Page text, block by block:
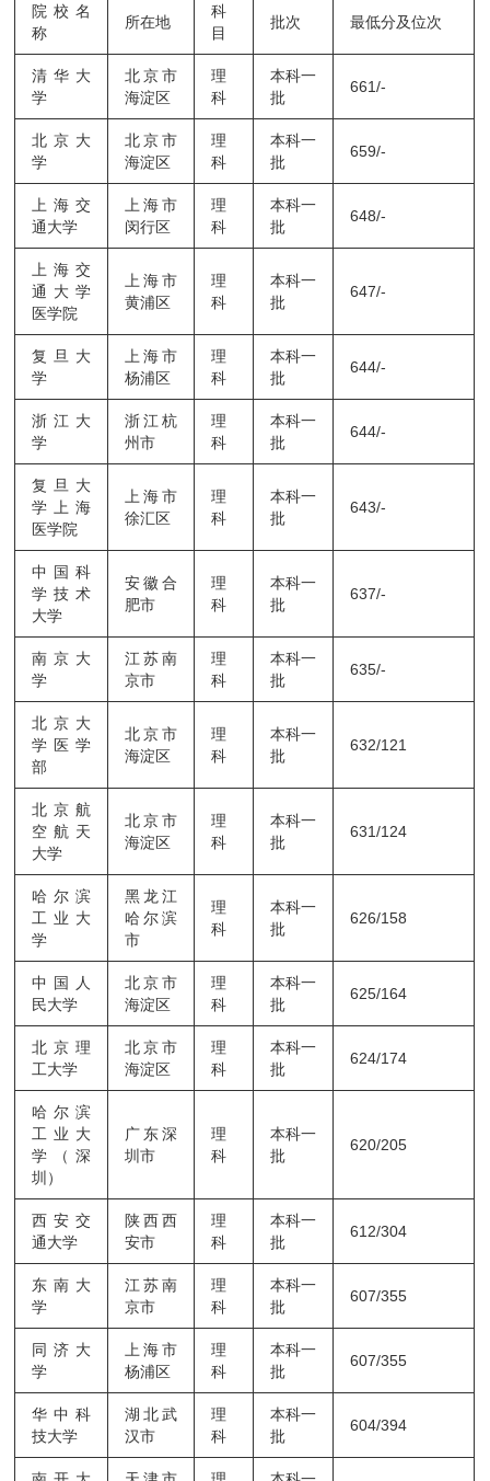
院校名
称
所在地
科
目
批次 最低分及位次
清华大
学
北京市
海淀区
理
科
本科一
批
661/-
北京大
学
北京市
海淀区
理
科
本科一
批
659/-
上海交
通大学
上海市
闵行区
理
科
本科一
批
648/-
上海交
通大学
医学院
上海市
黄浦区
理
科
本科一
批
647/-
复旦大
学
上海市
杨浦区
理
科
本科一
批
644/-
浙江大
学
浙江杭
州市
理
科
本科一
批
644/-
复旦大
学上海
医学院
上海市
徐汇区
理
科
本科一
批
643/-
中国科
学技术
大学
安徽合
肥市
理
科
本科一
批
637/-
南京大
学
江苏南
京市
理
科
本科一
批
635/-
北京大
学医学
部
北京市
海淀区
理
科
本科一
批
632/121
北京航
空航天
大学
北京市
海淀区
理
科
本科一
批
631/124
哈尔滨
工业大
学
黑龙江
哈尔滨
市
理
科
本科一
批
626/158
中国人
民大学
北京市
海淀区
理
科
本科一
批
625/164
北京理
工大学
北京市
海淀区
理
科
本科一
批
624/174
哈尔滨
工业大
学（深
圳）
广东深
圳市
理
科
本科一
批
620/205
西安交
通大学
陕西西
安市
理
科
本科一
批
612/304
东南大
学
江苏南
京市
理
科
本科一
批
607/355
同济大
学
上海市
杨浦区
理
科
本科一
批
607/355
华中科
技大学
湖北武
汉市
理
科
本科一
批
604/394